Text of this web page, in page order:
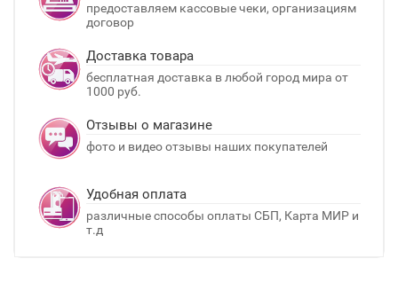
предоставляем кассовые чеки, организациям
договор
Доставка товара
бесплатная доставка в любой город мира от
1000 руб.
Отзывы о магазине
фото и видео отзывы наших покупателей
Удобная оплата
различные способы оплаты СБП, Карта МИР и
т.д